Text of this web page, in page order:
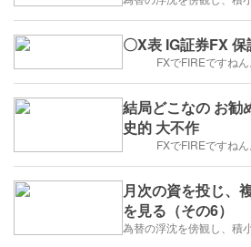
〇X表 IG証券FX
FXでFIREですね
結局どこなの お勧
史的 大不作
FXでFIREですね
月次の資を投じ、
を見る（その6）